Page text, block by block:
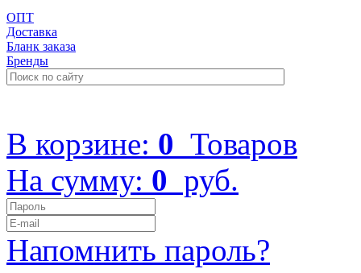
ОПТ
Доставка
Бланк заказа
Бренды
В корзине: 0 Товаров
На сумму: 0 руб.
Напомнить пароль?